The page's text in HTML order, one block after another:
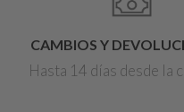
CAMBIOS Y
Hasta 14 días desde la